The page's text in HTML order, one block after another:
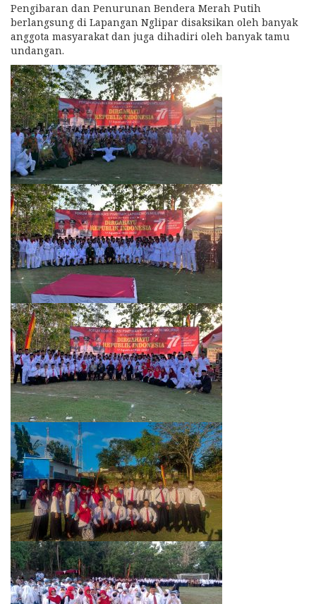
Pengibaran dan Penurunan Bendera Merah Putih
berlangsung di Lapangan Nglipar disaksikan oleh banyak
anggota masyarakat dan juga dihadiri oleh banyak tamu
undangan.